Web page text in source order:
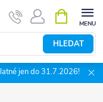
HLEDAT
NÁKUPNÍ
KOŠÍK
jen do 31.7.2026!